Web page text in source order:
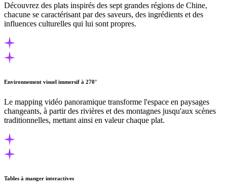
Découvrez des plats inspirés des sept grandes régions de Chine,
chacune se caractérisant par des saveurs, des ingrédients et des
influences culturelles qui lui sont propres.
Environnement visuel immersif à 270°
Le mapping vidéo panoramique transforme l'espace en paysages
changeants, à partir des rivières et des montagnes jusqu'aux scènes
traditionnelles, mettant ainsi en valeur chaque plat.
Tables à manger interactives